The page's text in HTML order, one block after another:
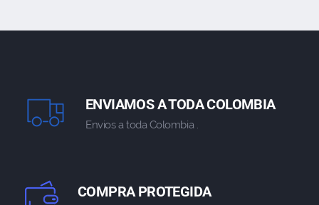
ENVIAMOS A TODA COLOMBIA
Envios a toda Colombia .
COMPRA PROTEGIDA